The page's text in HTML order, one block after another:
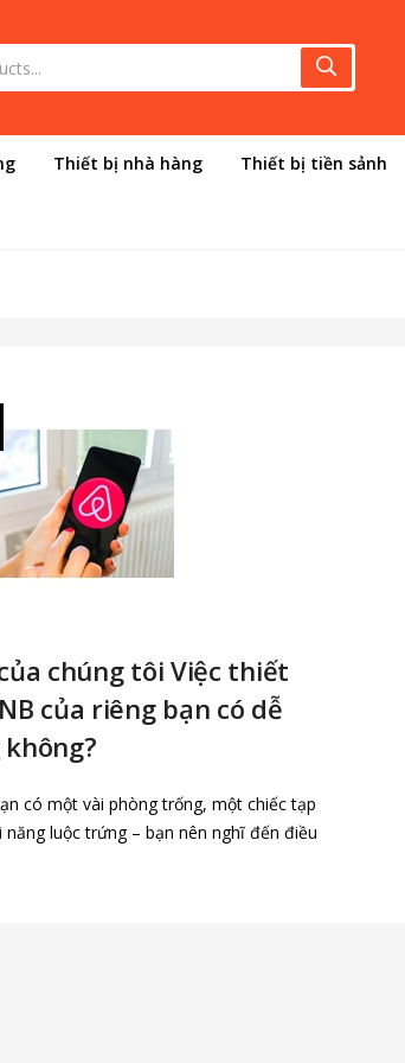
Thiết bị nhà hàng Thiết bị tiền sảnh
chúng tôi Việc thiết
của riêng bạn có dễ
có một vài phòng trống, một chiếc tạp
năng luộc trứng – bạn nên nghĩ đến điều